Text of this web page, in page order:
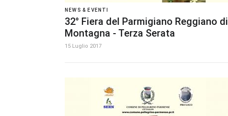
NEWS & EVENTI
32° Fiera del Parmigiano Reggiano di
Montagna - Terza Serata
15 Luglio 2017